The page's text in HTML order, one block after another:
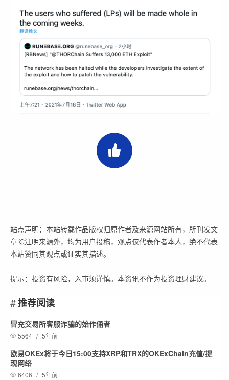
站点声明：本站转载作品版权归原作者及来源网站所有，所刊发文
章除注明来源外，均为用户投稿，观点仅代表作者本人，绝不代表
本站赞同其观点或证实其描述。
提示：投资有风险，入市须谨慎。本资讯不作为投资理财建议。
推荐阅读
冒充交易所客服诈骗的始作俑者
5564 / 5年前
欧易OKEx将于今日15:00支持XRP和TRX的OKExChain充值/提
现网络
6406 / 5年前